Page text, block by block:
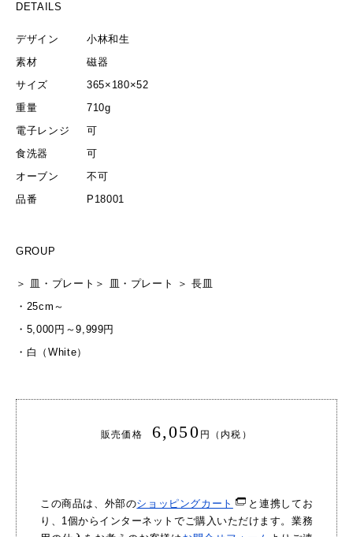
DETAILS
デザイン
小林和生
素材
磁器
サイズ
365×180×52
重量
710g
電子レンジ
可
食洗器
可
オーブン
不可
品番
P18001
GROUP
＞ 皿・プレート ＞ 皿・プレート ＞長皿
・ 25cm～
・ 5,000円～9,999円
・ 白（White）
販売価格 6,050 円（内税）
この商品は、外部のショッピングカート
と連携してお
り、1個からインターネットでご購入いただけます。業務